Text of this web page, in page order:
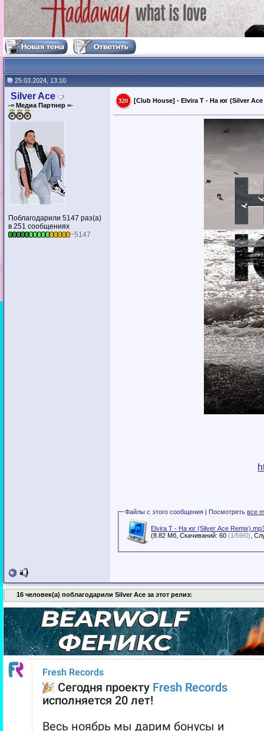
25.03.2024, 13:10
Silver Ace
-= Медиа Партнер =-
Поблагодарили 5147 раз(а)
в 251 сообщениях
~5147
[Club House] - Elvira T - На юг (Silver
Файлы с этого сообщения | Посмотретьвсе
Elvira T - На юг (Silver Ace
(8.82 Мб, Скачиваний: 60(1/59/0)
16 человек(а) поблагодарили Silver Ace за этот релиз: